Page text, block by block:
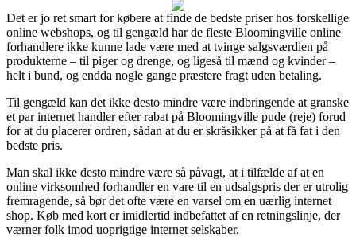
Det er jo ret smart for købere at finde de bedste priser hos forskellige
online webshops, og til gengæld har de fleste Bloomingville online
forhandlere ikke kunne lade være med at tvinge salgsværdien på
produkterne – til piger og drenge, og ligeså til mænd og kvinder –
helt i bund, og endda nogle gange præstere fragt uden betaling.
Til gengæld kan det ikke desto mindre være indbringende at granske
et par internet handler efter rabat på Bloomingville pude (reje) forud
for at du placerer ordren, sådan at du er skråsikker på at få fat i den
bedste pris.
Man skal ikke desto mindre være så påvagt, at i tilfælde af at en
online virksomhed forhandler en vare til en udsalgspris der er utrolig
fremragende, så bør det ofte være en varsel om en uærlig internet
shop. Køb med kort er imidlertid indbefattet af en retningslinje, der
værner folk imod uoprigtige internet selskaber.